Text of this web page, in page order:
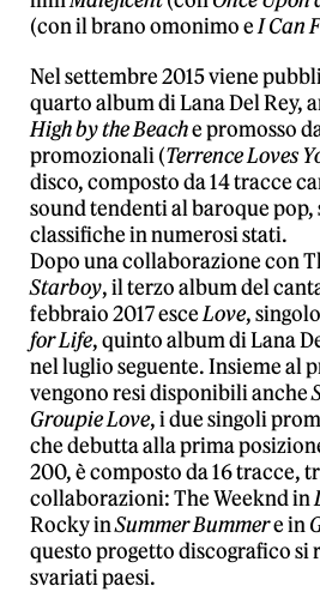
(con il brano omonimo eI Can
Nel settembre 2015 viene
quarto album di Lana Del Rey,
High by the Beache promosso
promozionali (Terrence Loves
disco, composto da 14 tracce
sound tendenti al baroque pop,
classifiche in numerosi stati.
Dopo una collaborazione con
Starboy, il terzo album del
febbraio 2017 esceLove,
for Life, quinto album di Lana
nel luglio seguente. Insieme al
vengono resi disponibili anche
Groupie Love, i due singoli
che debutta alla prima
200, è composto da 16 tracce,
collaborazioni: The Weeknd in
Rocky inSummer Bummere in
questo progetto discografico
svariati paesi.